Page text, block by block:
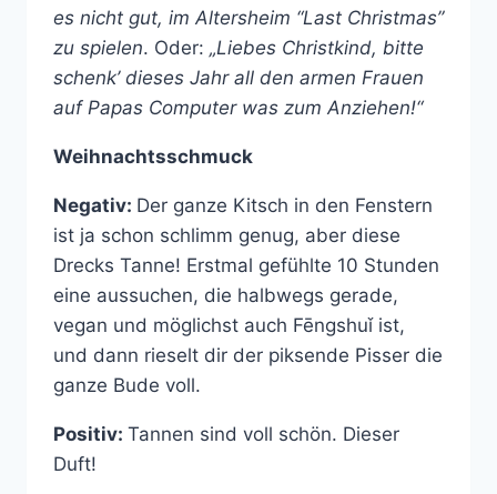
es nicht gut, im Altersheim “Last Christmas”
zu spielen. Oder: „Liebes Christkind, bitte
schenk’ dieses Jahr all den armen Frauen
auf Papas Computer was zum Anziehen!“
Weihnachtsschmuck
Negativ: Der ganze Kitsch in den Fenstern
ist ja schon schlimm genug, aber diese
Drecks Tanne! Erstmal gefühlte 10 Stunden
eine aussuchen, die halbwegs gerade,
vegan und möglichst auch Fēngshuǐ ist,
und dann rieselt dir der piksende Pisser die
ganze Bude voll.
Positiv: Tannen sind voll schön. Dieser
Duft!